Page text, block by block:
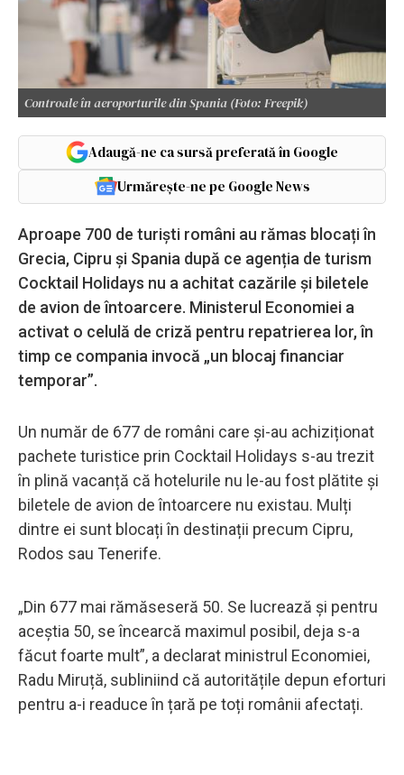
Controale în aeroporturile din Spania (Foto: Freepik)
Adaugă-ne ca sursă preferată în Google
Urmărește-ne pe Google News
Aproape 700 de turiști români au rămas blocați în
Grecia, Cipru și Spania după ce agenția de turism
Cocktail Holidays nu a achitat cazările și biletele
de avion de întoarcere. Ministerul Economiei a
activat o celulă de criză pentru repatrierea lor, în
timp ce compania invocă „un blocaj financiar
temporar”.
Un număr de 677 de români care și-au achiziționat
pachete turistice prin Cocktail Holidays s-au trezit
în plină vacanță că hotelurile nu le-au fost plătite și
biletele de avion de întoarcere nu existau. Mulți
dintre ei sunt blocați în destinații precum Cipru,
Rodos sau Tenerife.
„Din 677 mai rămăseseră 50. Se lucrează și pentru
aceştia 50, se încearcă maximul posibil, deja s-a
făcut foarte mult”, a declarat ministrul Economiei,
Radu Miruță, subliniind că autoritățile depun eforturi
pentru a-i readuce în țară pe toți românii afectați.